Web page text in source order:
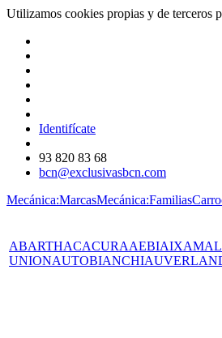
Utilizamos cookies propias y de terceros
Identifícate
93 820 83 68
bcn@exclusivasbcn.com
Mecánica:MarcasMecánica:Familias
ABARTHACACURAAEBIAIXAM
UNIONAUTOBIANCHI